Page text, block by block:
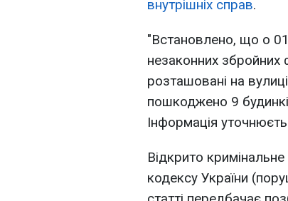
внутрішніх справ.
"Встановлено, що о
незаконних
розташовані на
пошкоджено 9
Інформація
Відкрито
кодексу України